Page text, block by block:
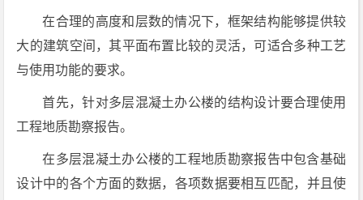
在合理的高度和层数的情况下，框架结构能够提供较
大的建筑空间，其平面布置比较的灵活，可适合多种工艺
与使用功能的要求。
首先，针对多层混凝土办公楼的结构设计要合理使用
工程地质勘察报告。
在多层混凝土办公楼的工程地质勘察报告中包含基础
设计中的各个方面的数据，各项数据要相互匹配，并且使